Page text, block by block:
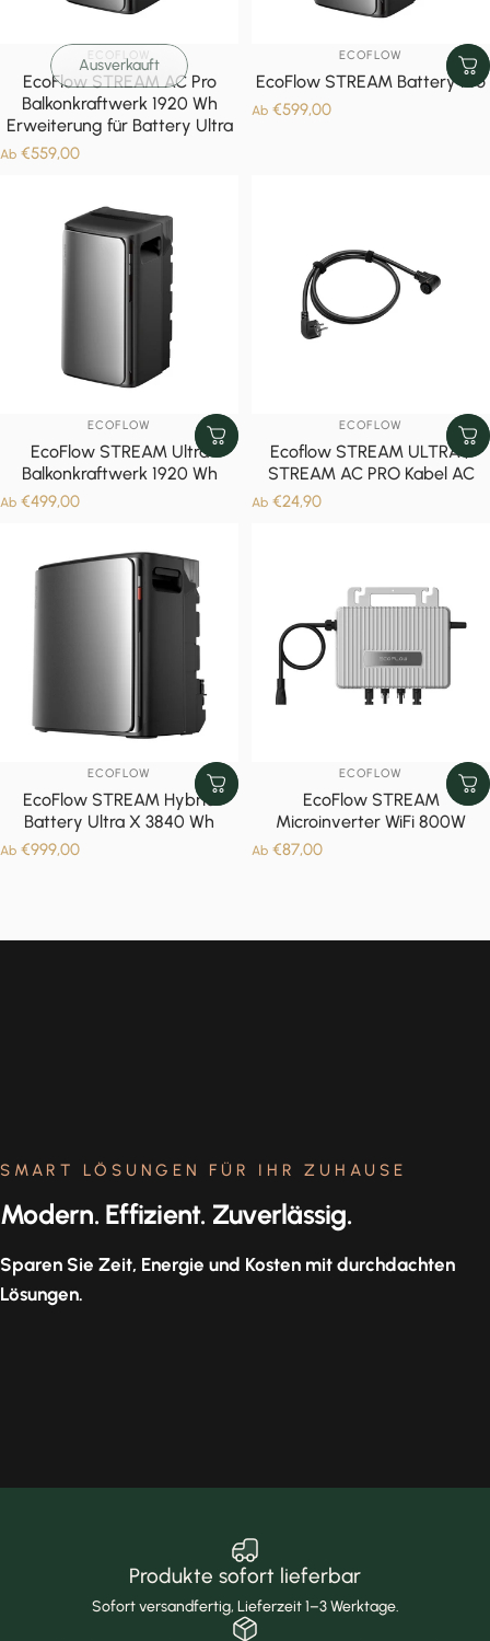
Ausverkauft
ANBIETER:
ECOFLOW
EcoFlow STREAM AC Pro
Balkonkraftwerk 1920 Wh
Erweiterung für Battery Ultra
Ab €559,00
ANBIETER:
ECOFLOW
EcoFlow STREAM Battery Pro
Ab €599,00
ANBIETER:
ECOFLOW
EcoFlow STREAM Ultra
Balkonkraftwerk 1920 Wh
Ab €499,00
ANBIETER:
ECOFLOW
Ecoflow STREAM ULTRA /
STREAM AC PRO Kabel AC
Ab €24,90
ANBIETER:
ECOFLOW
EcoFlow STREAM Hybrid
Battery Ultra X 3840 Wh
Ab €999,00
ANBIETER:
ECOFLOW
EcoFlow STREAM
Microinverter WiFi 800W
Ab €87,00
SMART LÖSUNGEN FÜR IHR ZUHAUSE
Modern. Effizient. Zuverlässig.
Sparen Sie Zeit, Energie und Kosten mit durchdachten
Lösungen.
Produkte sofort lieferbar
Sofort versandfertig, Lieferzeit 1–3 Werktage.